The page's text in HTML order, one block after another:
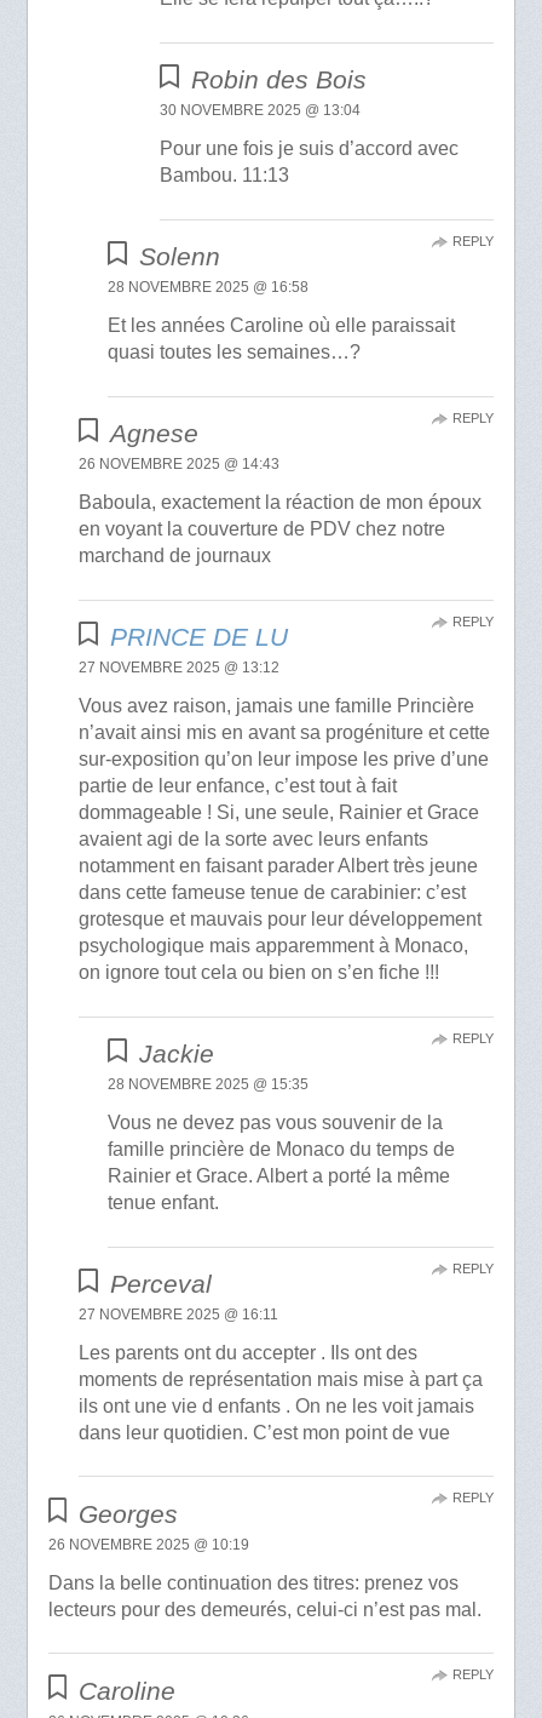
Robin des Bois
30 NOVEMBRE 2025 @ 13:04
Pour une fois je suis d’accord avec
Bambou. 11:13
Solenn
28 NOVEMBRE 2025 @ 16:58
Et les années Caroline où elle paraissait
quasi toutes les semaines…?
REPLY
Agnese
26 NOVEMBRE 2025 @ 14:43
Baboula, exactement la réaction de mon époux
en voyant la couverture de PDV chez notre
marchand de journaux
REPLY
PRINCE DE LU
27 NOVEMBRE 2025 @ 13:12
Vous avez raison, jamais une famille Princière
n’avait ainsi mis en avant sa progéniture et cette
sur-exposition qu’on leur impose les prive d’une
partie de leur enfance, c’est tout à fait
dommageable ! Si, une seule, Rainier et Grace
avaient agi de la sorte avec leurs enfants
notamment en faisant parader Albert très jeune
dans cette fameuse tenue de carabinier: c’est
grotesque et mauvais pour leur développement
psychologique mais apparemment à Monaco,
on ignore tout cela ou bien on s’en fiche !!!
REPLY
Jackie
28 NOVEMBRE 2025 @ 15:35
Vous ne devez pas vous souvenir de la
famille princière de Monaco du temps de
Rainier et Grace. Albert a porté la même
tenue enfant.
REPLY
Perceval
27 NOVEMBRE 2025 @ 16:11
Les parents ont du accepter . Ils ont des
moments de représentation mais mise à part ça
ils ont une vie d enfants . On ne les voit jamais
dans leur quotidien. C’est mon point de vue
REPLY
Georges
26 NOVEMBRE 2025 @ 10:19
Dans la belle continuation des titres: prenez vos
lecteurs pour des demeurés, celui-ci n’est pas mal.
REPLY
Caroline
REPLY